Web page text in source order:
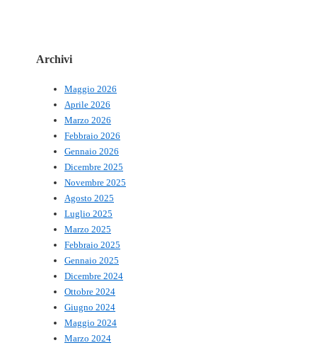
Archivi
Maggio 2026
Aprile 2026
Marzo 2026
Febbraio 2026
Gennaio 2026
Dicembre 2025
Novembre 2025
Agosto 2025
Luglio 2025
Marzo 2025
Febbraio 2025
Gennaio 2025
Dicembre 2024
Ottobre 2024
Giugno 2024
Maggio 2024
Marzo 2024